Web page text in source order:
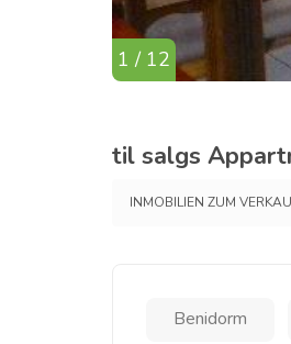
1 / 12
til salgs
INMOBILIEN ZUM
Benidorm